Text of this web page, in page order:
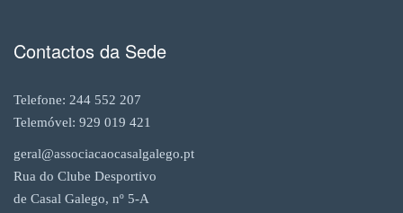
Contactos da Sede
Telefone: 244 552 207
Telemóvel: 929 019 421
geral@associacaocasalgalego.pt
Rua do Clube Desportivo
de Casal Galego, nº 5-A